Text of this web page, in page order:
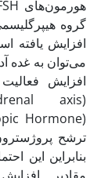
افزایش یافته
می‌توان به غده
بنابراین این